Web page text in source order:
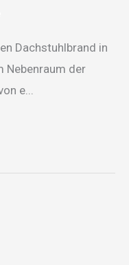
Dachstuhlbrand in
Nebenraum der
e...